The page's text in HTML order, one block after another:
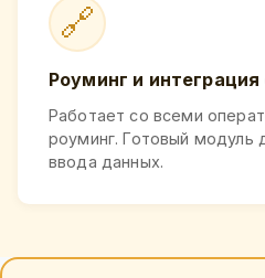
🔗
Роуминг и интеграция
Работает со всеми
роуминг. Готовый модуль
ввода данных.